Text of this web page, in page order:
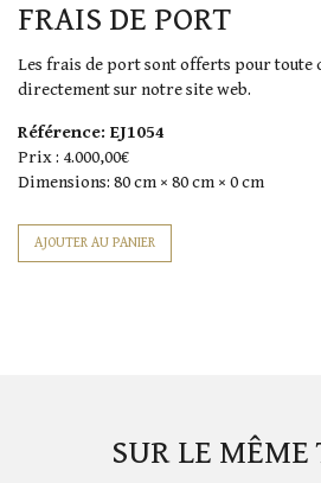
FRAIS DE PORT
Les frais de port sont offerts pour toute
directement sur notre site web.
Référence: EJ1054
Prix : 4.000,00€
Dimensions: 80 cm × 80 cm × 0 cm
SUR LE MÊME